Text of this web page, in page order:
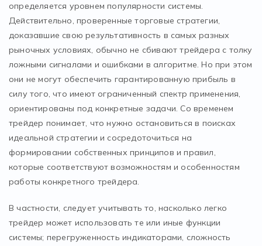
определяется уровнем популярности системы.
Действительно, проверенные торговые стратегии,
доказавшие свою результативность в самых разных
рыночных условиях, обычно не сбивают трейдера с толку
ложными сигналами и ошибками в алгоритме. Но при этом
они не могут обеспечить гарантированную прибыль в
силу того, что имеют ограниченный спектр применения,
ориентированы под конкретные задачи. Со временем
трейдер понимает, что нужно остановиться в поисках
идеальной стратегии и сосредоточиться на
формировании собственных принципов и правил,
которые соответствуют возможностям и особенностям
работы конкретного трейдера.
В частности, следует учитывать то, насколько легко
трейдер может использовать те или иные функции
системы; перегруженность индикаторами, сложность